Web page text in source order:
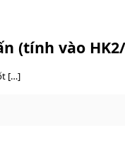
(tính vào HK2/
[…]